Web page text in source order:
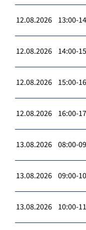
12.08.2026 13:00-
12.08.2026 14:00-
12.08.2026 15:00-
12.08.2026 16:00-
13.08.2026 08:00-
13.08.2026 09:00-
13.08.2026 10:00-